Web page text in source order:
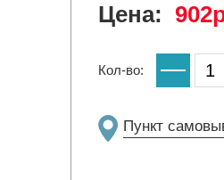
Цена:
Кол-во:
Пункт